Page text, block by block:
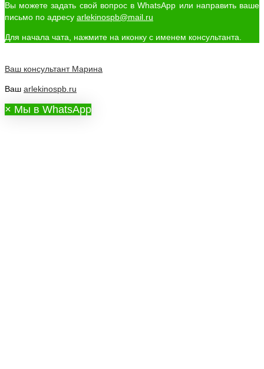
Вы можете задать свой вопрос в WhatsApp или направить ваше
письмо по адресу arlekinospb@mail.ru
Для начала чата, нажмите на иконку с именем консультанта.
Ваш консультант Марина
Ваш arlekinospb.ru
× Мы в WhatsApp